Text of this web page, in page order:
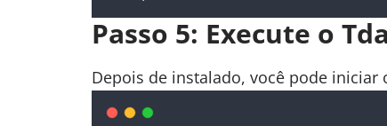
Passo 5: Execute o
Depois de instalado, você pode